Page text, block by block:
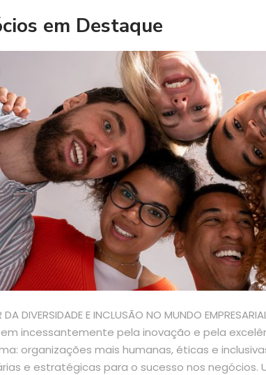
em Destaque
DA DIVERSIDADE E INCLUSÃO NO MUNDO
incessantemente pela inovação e pela
organizações mais humanas, éticas e
e estratégicas para o sucesso nos negócios.